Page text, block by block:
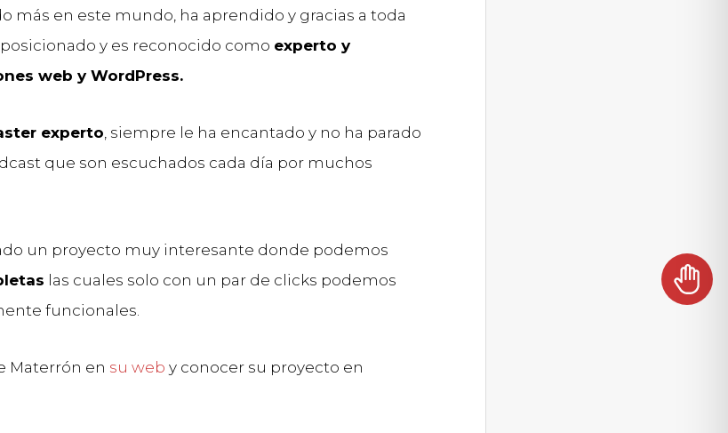
más en este mundo, ha aprendido y gracias a toda
y es reconocido como experto y
web y WordPress.
experto, siempre le ha encantado y no ha parado
que son escuchados cada día por muchos
un proyecto muy interesante donde podemos
las cuales solo con un par de clicks podemos
funcionales.
Materrón en su web y conocer su proyecto en